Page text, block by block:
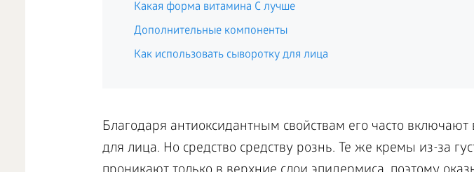
Какая форма витамина C лучше
Дополнительные компоненты
Как использовать сыворотку для лица
Благодаря антиоксидантным свойствам его часто включают
для лица. Но средство средству рознь. Те же кремы из-за